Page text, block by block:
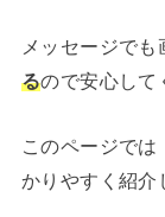
メッセージでも
るので安心して
このページで
かりやすく紹介